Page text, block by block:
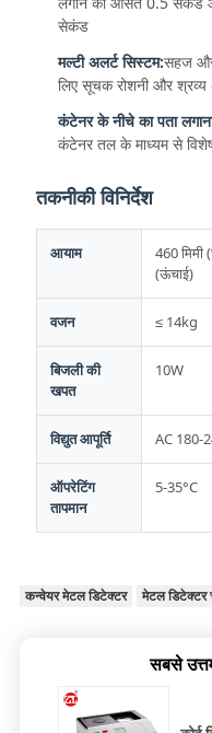
सेकंड
मल्टी अलर्ट सिस्टम:सहज और
लिए सूचक रोशनी और श्रव्य
कंटेनर के नीचे का पता
कंटेनर तल के माध्यम से
तकनीकी विनिर्देश
आयाम
460 मिमी
(ऊंचाई)
वजन ≤ 14kg
बिजली की
खपत
10W
विद्युत आपूर्ति AC 180-
ऑपरेटिंग
तापमान
5-35°C
कन्वेयर मेटल डिटेक्टर मेटल डिटेक्टर
सबसे